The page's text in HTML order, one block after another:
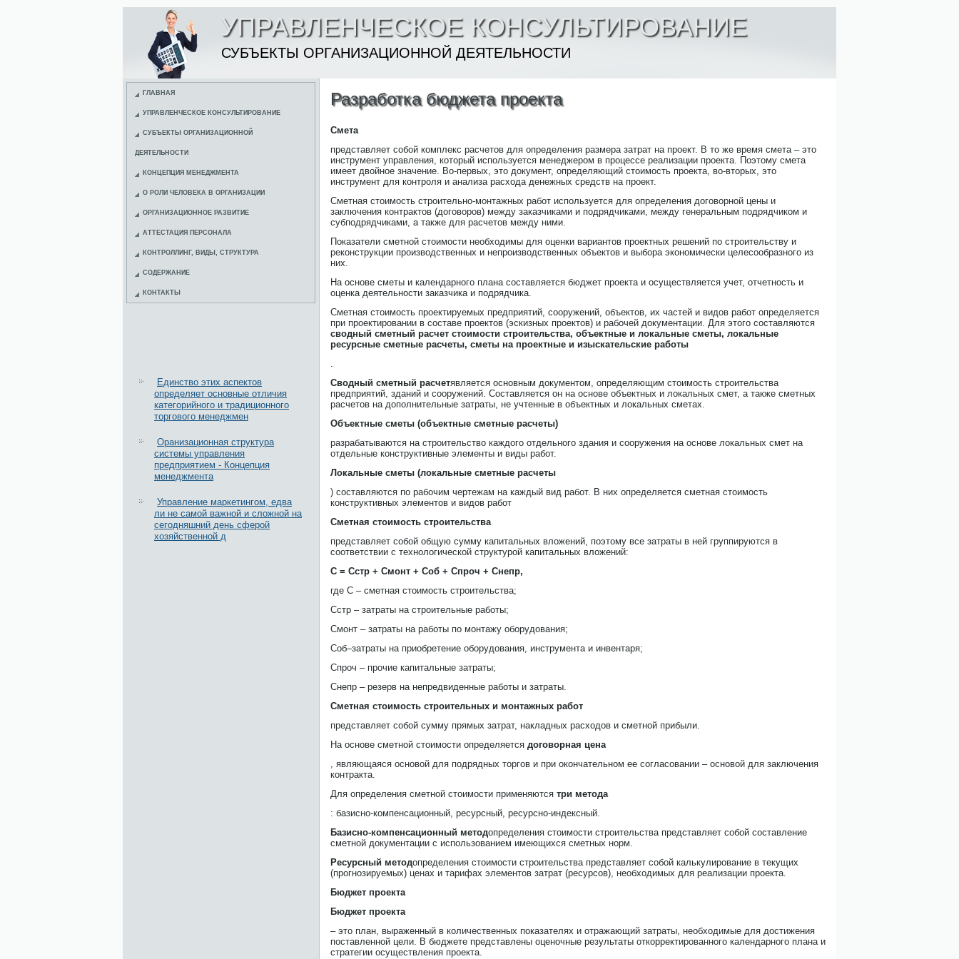
УПРАВЛЕНЧЕСКОЕ КОНСУЛЬТИРОВАНИЕ
СУБЪЕКТЫ ОРГАНИЗАЦИОННОЙ ДЕЯТЕЛЬНОСТИ
ГЛАВНАЯ
УПРАВЛЕНЧЕСКОЕ КОНСУЛЬТИРОВАНИЕ
СУБЪЕКТЫ ОРГАНИЗАЦИОННОЙ
ДЕЯТЕЛЬНОСТИ
КОНЦЕПЦИЯ МЕНЕДЖМЕНТА
О РОЛИ ЧЕЛОВЕКА В ОРГАНИЗАЦИИ
ОРГАНИЗАЦИОННОЕ РАЗВИТИЕ
АТТЕСТАЦИЯ ПЕРСОНАЛА
КОНТРОЛЛИНГ, ВИДЫ, СТРУКТУРА
СОДЕРЖАНИЕ
КОНТАКТЫ
Единство этих аспектов
определяет основные отличия
категорийного и традиционного
торгового менеджмен
Оранизационная структура
системы управления
предприятием - Концепция
менеджмента
Управление маркетингом, едва
ли не самой важной и сложной на
сегодняшний день сферой
хозяйственной д
Разработка бюджета проекта
Смета
представляет собой комплекс расчетов для определения размера затрат на проект. В то же время смета – это
инструмент управления, который используется менеджером в процессе реализации проекта. Поэтому смета
имеет двойное значение. Во-первых, это документ, определяющий стоимость проекта, во-вторых, это
инструмент для контроля и анализа расхода денежных средств на проект.
Сметная стоимость строительно-монтажных работ используется для определения договорной цены и
заключения контрактов (договоров) между заказчиками и подрядчиками, между генеральным подрядчиком и
субподрядчиками, а также для расчетов между ними.
Показатели сметной стоимости необходимы для оценки вариантов проектных решений по строительству и
реконструкции производственных и непроизводственных объектов и выбора экономически целесообразного из
них.
На основе сметы и календарного плана составляется бюджет проекта и осуществляется учет, отчетность и
оценка деятельности заказчика и подрядчика.
Сметная стоимость проектируемых предприятий, сооружений, объектов, их частей и видов работ определяется
при проектировании в составе проектов (эскизных проектов) и рабочей документации. Для этого составляются
сводный сметный расчет стоимости строительства, объектные и локальные сметы, локальные
ресурсные сметные расчеты, сметы на проектные и изыскательские работы
.
Сводный сметный расчетявляется основным документом, определяющим стоимость строительства
предприятий, зданий и сооружений. Составляется он на основе объектных и локальных смет, а также сметных
расчетов на дополнительные затраты, не учтенные в объектных и локальных сметах.
Объектные сметы (объектные сметные расчеты)
разрабатываются на строительство каждого отдельного здания и сооружения на основе локальных смет на
отдельные конструктивные элементы и виды работ.
Локальные сметы (локальные сметные расчеты
) составляются по рабочим чертежам на каждый вид работ. В них определяется сметная стоимость
конструктивных элементов и видов работ
Сметная стоимость строительства
представляет собой общую сумму капитальных вложений, поэтому все затраты в ней группируются в
соответствии с технологической структурой капитальных вложений:
С = Сстр + Смонт + Соб + Спроч + Снепр,
где С – сметная стоимость строительства;
Сстр – затраты на строительные работы;
Смонт – затраты на работы по монтажу оборудования;
Соб–затраты на приобретение оборудования, инструмента и инвентаря;
Спроч – прочие капитальные затраты;
Снепр – резерв на непредвиденные работы и затраты.
Сметная стоимость строительных и монтажных работ
представляет собой сумму прямых затрат, накладных расходов и сметной прибыли.
На основе сметной стоимости определяется договорная цена
, являющаяся основой для подрядных торгов и при окончательном ее согласовании – основой для заключения
контракта.
Для определения сметной стоимости применяются три метода
: базисно-компенсационный, ресурсный, ресурсно-индексный.
Базисно-компенсационный методопределения стоимости строительства представляет собой составление
сметной документации с использованием имеющихся сметных норм.
Ресурсный методопределения стоимости строительства представляет собой калькулирование в текущих
(прогнозируемых) ценах и тарифах элементов затрат (ресурсов), необходимых для реализации проекта.
Бюджет проекта
Бюджет проекта
– это план, выраженный в количественных показателях и отражающий затраты, необходимые для достижения
поставленной цели. В бюджете представлены оценочные результаты откорректированного календарного плана и
стратегии осуществления проекта.